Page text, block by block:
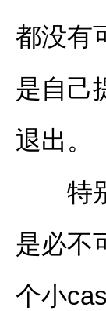
都没有
是自己
退出。
特别
是必不
个小